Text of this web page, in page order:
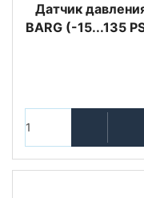
Датчик
BARG (-15...135